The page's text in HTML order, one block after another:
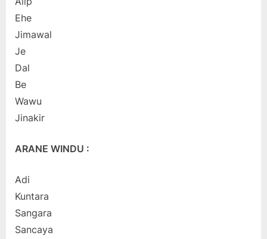
Ehe
Jimawal
Je
Dal
Be
Wawu
Jinakir
ARANE WINDU :
Adi
Kuntara
Sangara
Sancaya